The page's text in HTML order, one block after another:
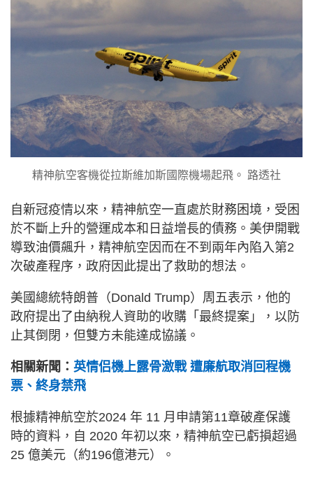
精神航空客機從拉斯維加斯國際機場起飛。 路透社
自新冠疫情以來，精神航空一直處於財務困境，受困
於不斷上升的營運成本和日益增長的債務。美伊開戰
導致油價飆升，精神航空因而在不到兩年內陷入第2
次破產程序，政府因此提出了救助的想法。
美國總統特朗普（Donald Trump）周五表示，他的
政府提出了由納稅人資助的收購「最終提案」，以防
止其倒閉，但雙方未能達成協議。
相關新聞： 英情侣機上露骨激戰 遭廉航取消回程機
票、終身禁飛
根據精神航空於2024 年 11 月申請第11章破產保護
時的資料，自 2020 年初以來，精神航空已虧損超過
25 億美元（約196億港元）。